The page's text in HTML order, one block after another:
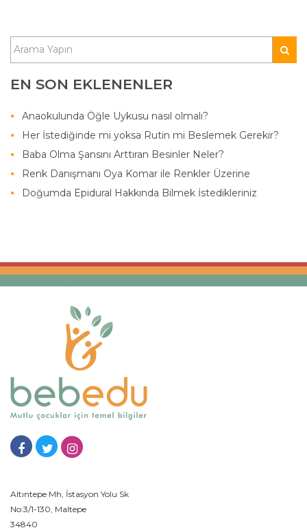
EN SON EKLENENLER
Anaokulunda Öğle Uykusu nasıl olmalı?
Her İstediğinde mi yoksa Rutin mi Beslemek Gerekir?
Baba Olma Şansını Arttıran Besinler Neler?
Renk Danışmanı Oya Komar ile Renkler Üzerine
Doğumda Epidural Hakkında Bilmek İstedikleriniz
Altıntepe Mh, İstasyon Yolu Sk
No:3/1-130, Maltepe
34840